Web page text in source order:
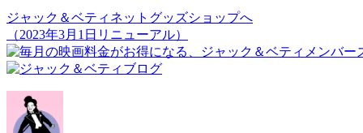
ジャック＆ベティネットグッズショップへ
（2023年3月1日リニューアル）